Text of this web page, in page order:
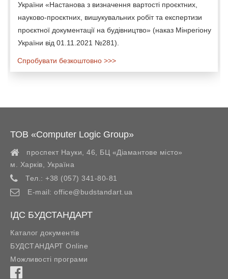
України «Настанова з визначення вартості проєктних,
науково-проєктних, вишукувальних робіт та експертизи
проєктної документації на будівництво» (наказ Мінрегіону
України від 01.11.2021 №281).
Спробувати безкоштовно >>>
ТОВ «Computer Logic Group»
проспект Науки, 46, БЦ «Діамантове місто»
м. Харків
Україна
Тел.: +38 (057) 341-80-81
E-mail: office@budstandart.ua
ІДС БУДСТАНДАРТ
Каталог документів
БУДСТАНДАРТ Online
Можливості програми